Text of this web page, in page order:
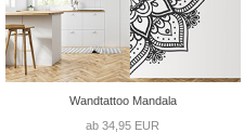
Wandtattoo Mandala
ab 34,95 EUR